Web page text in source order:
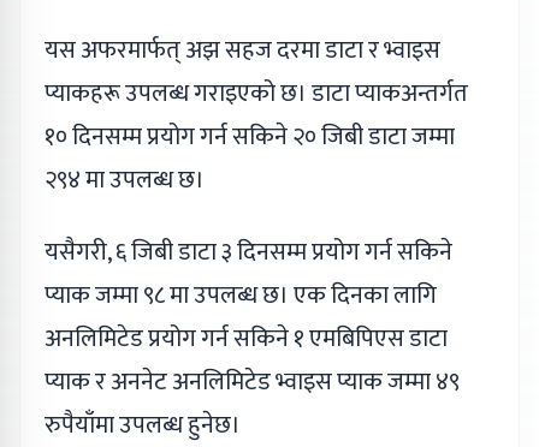
यस अफरमार्फत् अझ सहज दरमा डाटा र भ्वाइस
प्याकहरू उपलब्ध गराइएको छ। डाटा प्याकअन्तर्गत
१० दिनसम्म प्रयोग गर्न सकिने २० जिबी डाटा जम्मा
२९४ मा उपलब्ध छ।
यसैगरी, ६ जिबी डाटा ३ दिनसम्म प्रयोग गर्न सकिने
प्याक जम्मा ९८ मा उपलब्ध छ। एक दिनका लागि
अनलिमिटेड प्रयोग गर्न सकिने १ एमबिपिएस डाटा
प्याक र अननेट अनलिमिटेड भ्वाइस प्याक जम्मा ४९
रुपैयाँमा उपलब्ध हुनेछ।